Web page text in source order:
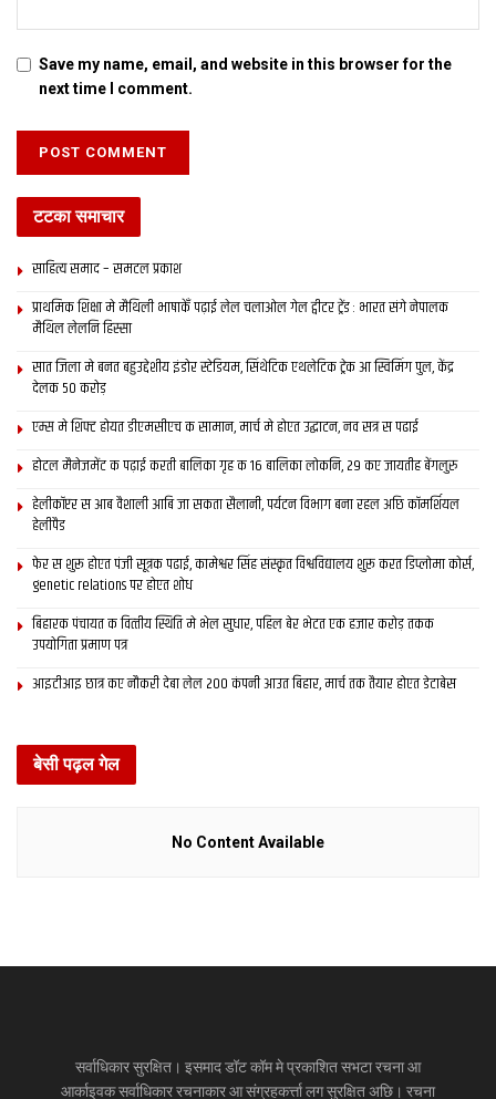
Save my name, email, and website in this browser for the
next time I comment.
टटका समाचार
साहित्य समाद – समटल प्रकाश
प्राथमिक शि‍क्षा मे मैथि‍ली भाषाकेँ पढ़ाई लेल चलाओल गेल ट्वीटर ट्रेंड : भारत संगे नेपालक
मैथिल लेलनि हिस्सा
सात जिला मे बनत बहुउद्देशीय इंडोर स्‍टेडि‍यम, सिंथेटिक एथलेटिक ट्रेक आ स्विमिंग पुल, केंद्र
देलक 50 करोड़
एम्स मे शिफ्ट होयत डीएमसीएच क सामान, मार्च मे होएत उद्घाटन, नव सत्र स पढाई
होटल मैनेजमेंट क पढ़ाई करती बालिका गृह क 16 बालिका लोकनि, 29 कए जायतीह बेंगलुरु
हेलीकॉप्टर स आब वैशाली आबि जा सकता सैलानी, पर्यटन विभाग बना रहल अछि कॉमर्शियल
हेलीपैड
फेर स शुरू होएत पंजी सूत्रक पढाई, कामेश्वर सिंह संस्कृत विश्वविद्यालय शुरू करत डिप्लोमा कोर्स,
genetic relations पर होएत शोध
बिहारक पंचायत क वित्‍तीय स्थिति मे भेल सुधार, पहिल बेर भेटत एक हजार करोड़ तकक
उपयोगिता प्रमाण पत्र
आइटीआइ छात्र कए नौकरी देबा लेल 200 कंपनी आउत बिहार, मार्च तक तैयार होएत डेटाबेस
बेसी पढ़ल गेल
No Content Available
सर्वाधिकार सुरक्षित। इसमाद डॉट कॉम मे प्रकाशित सभटा रचना आ
आर्काइवक सर्वाधिकार रचनाकार आ संग्रहकर्त्ता लग सुरक्षित अछि। रचना